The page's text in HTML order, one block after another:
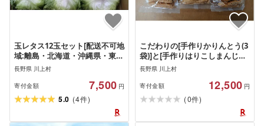
玉レタス12玉セット[配送不可地
域:離島・北海道・沖縄県・東
北・中国・四国・九州]
長野県 川上村
寄付金額 7,500 円
5.0 (4件)
こだわりの[手作りかりんとう(3
袋)]と[手作りはりこしまんじゅ
う(10個)]セット[配送不可地域:
離島]
長野県 川上村
寄付金額 12,500 円
(0件)